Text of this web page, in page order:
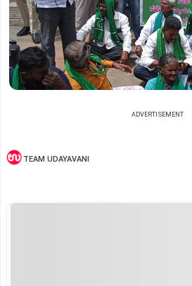
ADVERTISEMENT
TEAM UDAYAVANI